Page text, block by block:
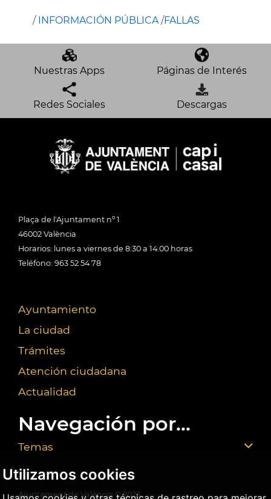
Utilizamos cookies
/ INFORMACIÓN PÚBLICA/FALLAS
Nuestras Apps Páginas de Interés
Redes Sociales Descargas
Plaça de l'Ajuntament nº 1
46002 València
Horarios: lunes a viernes de 8:30 a 14:00 horas
Teléfono: 963 52 54 78
Ayuntamiento
La ciudad
Trámites
Atención ciudadana
Actualidad
Navegación por...
Temas
Ajuntament de València ©2026